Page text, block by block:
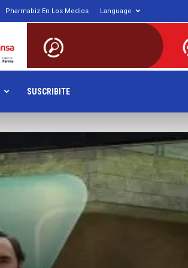
Pharmabiz En Los Medios Language
SUSCRIBITE